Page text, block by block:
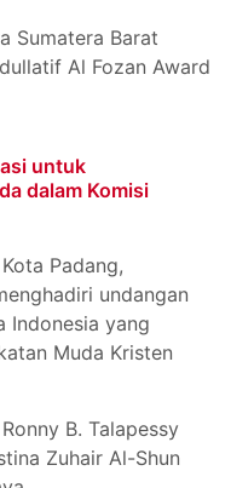
Sumatera Barat
Al Fozan Award
untuk
dalam Komisi
Padang,
undangan
Indonesia yang
Muda Kristen
B. Talapessy
Zuhair Al-Shun